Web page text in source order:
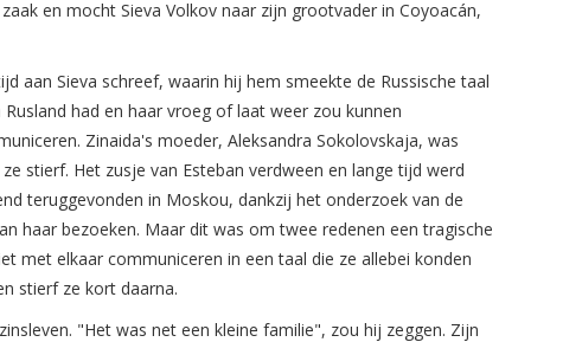
en mocht Sieva Volkov naar zijn grootvader in Coyoacán,
aan Sieva schreef, waarin hij hem smeekte de Russische taal
had en haar vroeg of laat weer zou kunnen
Zinaida's moeder, Aleksandra Sokolovskaja, was
stierf. Het zusje van Esteban verdween en lange tijd werd
teruggevonden in Moskou, dankzij het onderzoek van de
haar bezoeken. Maar dit was om twee redenen een tragische
met elkaar communiceren in een taal die ze allebei konden
stierf ze kort daarna.
"Het was net een kleine familie", zou hij zeggen. Zijn